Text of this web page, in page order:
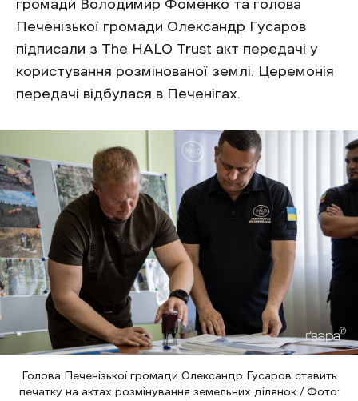
громади Володимир Фоменко та голова
Печенізької громади Олександр Гусаров
підписали з The HALO Trust акт передачі у
користування розмінованої землі. Церемонія
передачі відбулася в Печенігах.
Голова Печенізької громади Олександр Гусаров ставить
печатку на актах розмінування земельних ділянок / Фото: